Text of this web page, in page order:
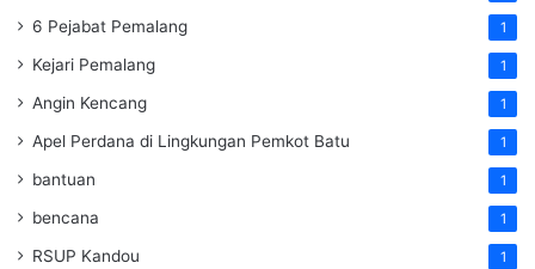
6 Pejabat Pemalang 1
Kejari Pemalang 1
Angin Kencang 1
Apel Perdana di Lingkungan Pemkot Batu 1
bantuan 1
bencana 1
RSUP Kandou 1